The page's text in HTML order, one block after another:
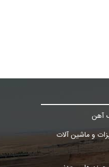
آهن
و ماشین آلات